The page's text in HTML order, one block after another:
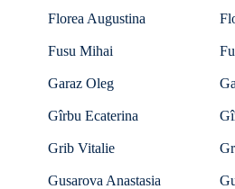
Florea Augustina
Fusu Mihai
Garaz Oleg
Gîrbu Ecaterina
Grib Vitalie
Gusarova Anastasia